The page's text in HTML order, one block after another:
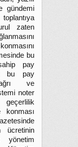
gündemi
zaten
bu
pay
bu pay
ve
noter
geçerlilik
konması
ücretinin
yönetim